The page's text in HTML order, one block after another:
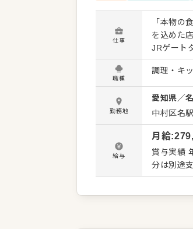
仕事
「本物の
を込めた
JRゲート
理技術を身につけた
入れ、管
ン内の衛生管理
続けられ
な取得推
飲食業界
ています
に向き合
職種
調理・キ
勤務地
愛知県／
中村区名
給与
月給:
賞与実績 年２回（
分は別途